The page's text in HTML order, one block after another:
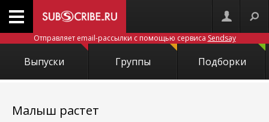
Отправляет email-рассылки с помощью сервиса Sendsay
Выпуски Группы Подборки
Малыш растет